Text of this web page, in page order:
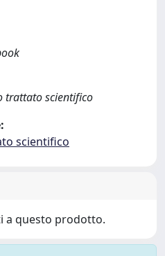
trattato scientifico
scientifico
a questo prodotto.